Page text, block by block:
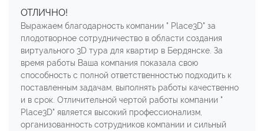
ОТЛИЧНО!
Выражаем благодарность компании " Place3D" за
плодотворное сотрудничество в области создания
виртуального 3D тура для квартир в Бердянске. За
время работы Ваша компания показала свою
способность с полной ответственностью подходить к
поставленным задачам, выполнять работы качественно
и в срок. Отличительной чертой работы компании "
Place3D" является высокий профессионализм,
организованность сотрудников компании и сильный